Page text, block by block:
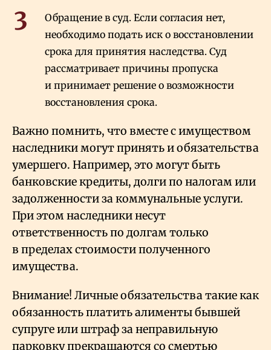
Обращение в суд. Если согласия нет,
необходимо подать иск о восстановлении
срока для принятия наследства. Суд
рассматривает причины пропуска
и принимает решение о возможности
восстановления срока.
Важно помнить, что вместе с имуществом
наследники могут принять и обязательства
умершего. Например, это могут быть
банковские кредиты, долги по налогам или
задолженности за коммунальные услуги.
При этом наследники несут
ответственность по долгам только
в пределах стоимости полученного
имущества.
Внимание! Личные обязательства такие как
обязанность платить алименты бывшей
супруге или штраф за неправильную
парковку прекращаются со смертью